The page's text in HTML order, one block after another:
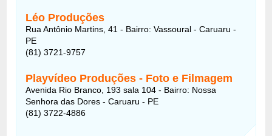
Léo Produções
Rua Antônio Martins, 41 - Bairro: Vassoural - Caruaru -
PE
(81) 3721-9757
Playvídeo Produções - Foto e Filmagem
Avenida Rio Branco, 193 sala 104 - Bairro: Nossa
Senhora das Dores - Caruaru - PE
(81) 3722-4886